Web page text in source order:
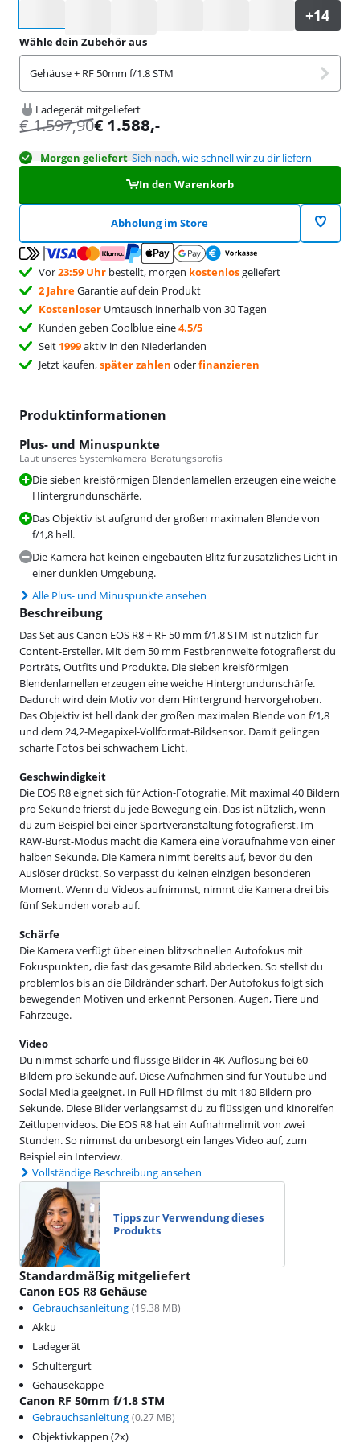
Wähle dein Zubehör aus
Gehäuse + RF 50mm f/1.8 STM
Ladegerät mitgeliefert
€1.597,90€ 1.588,-
Morgen geliefert Sieh nach, wie schnell wir zu dir liefern
In den Warenkorb
Abholung im Store
Vor23:59 Uhr bestellt, morgen kostenlosgeliefert
2 JahreGarantie auf dein Produkt
Kostenloser Umtausch innerhalb von 30 Tagen
Kunden geben Coolblue eine4.5/5
Seit 1999aktiv in den Niederlanden
Jetzt kaufen,später zahlen oderfinanzieren
Produktinformationen
Plus- und Minuspunkte
Laut unseres Systemkamera-Beratungsprofis
Die sieben kreisförmigen Blendenlamellen erzeugen eine weiche
Hintergrundunschärfe.
Das Objektiv ist aufgrund der großen maximalen Blende von
f/1,8 hell.
Die Kamera hat keinen eingebauten Blitz für zusätzliches Licht in
einer dunklen Umgebung.
Alle Plus- und Minuspunkte ansehen
Beschreibung
Das Set aus Canon EOS R8 + RF 50 mm f/1.8 STM ist nützlich für
Content-Ersteller. Mit dem 50 mm Festbrennweite fotografierst du
Porträts, Outfits und Produkte. Die sieben kreisförmigen
Blendenlamellen erzeugen eine weiche Hintergrundunschärfe.
Dadurch wird dein Motiv vor dem Hintergrund hervorgehoben.
Das Objektiv ist hell dank der großen maximalen Blende von f/1,8
und dem 24,2-Megapixel-Vollformat-Bildsensor. Damit gelingen
scharfe Fotos bei schwachem Licht.
Geschwindigkeit
Die EOS R8 eignet sich für Action-Fotografie. Mit maximal 40 Bildern
pro Sekunde frierst du jede Bewegung ein. Das ist nützlich, wenn
du zum Beispiel bei einer Sportveranstaltung fotografierst. Im
RAW-Burst-Modus macht die Kamera eine Voraufnahme von einer
halben Sekunde. Die Kamera nimmt bereits auf, bevor du den
Auslöser drückst. So verpasst du keinen einzigen besonderen
Moment. Wenn du Videos aufnimmst, nimmt die Kamera drei bis
fünf Sekunden vorab auf.
Schärfe
Die Kamera verfügt über einen blitzschnellen Autofokus mit
Fokuspunkten, die fast das gesamte Bild abdecken. So stellst du
problemlos bis an die Bildränder scharf. Der Autofokus folgt sich
bewegenden Motiven und erkennt Personen, Augen, Tiere und
Fahrzeuge.
Video
Du nimmst scharfe und flüssige Bilder in 4K-Auflösung bei 60
Bildern pro Sekunde auf. Diese Aufnahmen sind für Youtube und
Social Media geeignet. In Full HD filmst du mit 180 Bildern pro
Sekunde. Diese Bilder verlangsamst du zu flüssigen und kinoreifen
Zeitlupenvideos. Die EOS R8 hat ein Aufnahmelimit von zwei
Stunden. So nimmst du unbesorgt ein langes Video auf, zum
Beispiel ein Interview.
Vollständige Beschreibung ansehen
Tipps zur Verwendung dieses
Produkts
Standardmäßig mitgeliefert
Canon EOS R8 Gehäuse
Gebrauchsanleitung (19.38 MB)
Akku
Ladegerät
Schultergurt
Gehäusekappe
Canon RF 50mm f/1.8 STM
Gebrauchsanleitung (0.27 MB)
Objektivkappen (2x)